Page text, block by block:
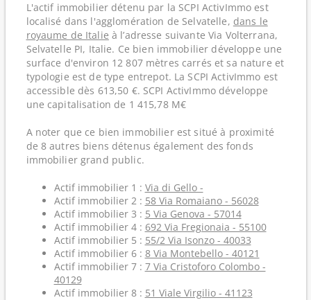
L'actif immobilier détenu par la SCPI ActivImmo est
localisé dans l'agglomération de Selvatelle, dans le
royaume de Italie à l’adresse suivante Via Volterrana,
Selvatelle PI, Italie. Ce bien immobilier développe une
surface d'environ 12 807 mètres carrés et sa nature et
typologie est de type entrepot. La SCPI ActivImmo est
accessible dès 613,50 €. SCPI ActivImmo développe
une capitalisation de 1 415,78 M€
A noter que ce bien immobilier est situé à proximité
de 8 autres biens détenus également des fonds
immobilier grand public.
Actif immobilier 1 : Via di Gello -
Actif immobilier 2 : 58 Via Romaiano - 56028
Actif immobilier 3 : 5 Via Genova - 57014
Actif immobilier 4 : 692 Via Fregionaia - 55100
Actif immobilier 5 : 55/2 Via Isonzo - 40033
Actif immobilier 6 : 8 Via Montebello - 40121
Actif immobilier 7 : 7 Via Cristoforo Colombo -
40129
Actif immobilier 8 : 51 Viale Virgilio - 41123